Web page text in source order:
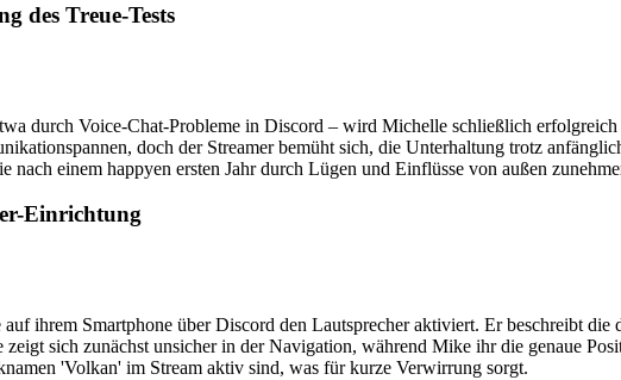
des Treue-Tests
durch Voice-Chat-Probleme in Discord – wird Michelle schließlich
doch der Streamer bemüht sich, die Unterhaltung trotz
nach einem happyen ersten Jahr durch Lügen und Einflüsse von außen
Einrichtung
ihrem Smartphone über Discord den Lautsprecher aktiviert. Er beschreibt die
sich zunächst unsicher in der Navigation, während Mike ihr die genaue
'Volkan' im Stream aktiv sind, was für kurze Verwirrung sorgt.